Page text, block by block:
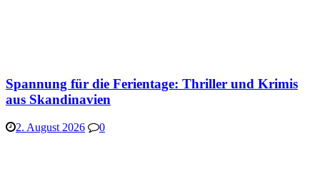
Spannung für die Ferientage: Thriller und Krimis
aus Skandinavien
2. August 2026 0